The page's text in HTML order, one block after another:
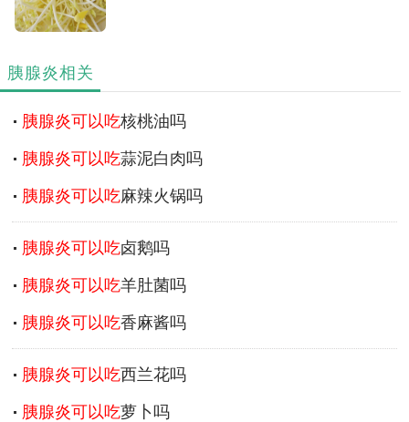
胰腺炎相关
胰腺炎可以吃核桃油吗
胰腺炎可以吃蒜泥白肉吗
胰腺炎可以吃麻辣火锅吗
胰腺炎可以吃卤鹅吗
胰腺炎可以吃羊肚菌吗
胰腺炎可以吃香麻酱吗
胰腺炎可以吃西兰花吗
胰腺炎可以吃萝卜吗